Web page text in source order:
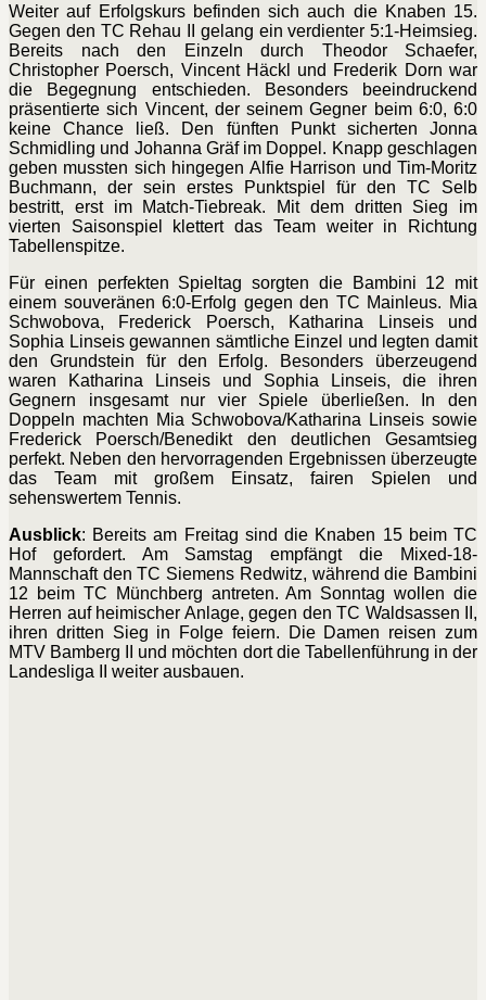
Weiter auf Erfolgskurs befinden sich auch die Knaben 15.
Gegen den TC Rehau II gelang ein verdienter 5:1-Heimsieg.
Bereits nach den Einzeln durch Theodor Schaefer,
Christopher Poersch, Vincent Häckl und Frederik Dorn war
die Begegnung entschieden. Besonders beeindruckend
präsentierte sich Vincent, der seinem Gegner beim 6:0, 6:0
keine Chance ließ. Den fünften Punkt sicherten Jonna
Schmidling und Johanna Gräf im Doppel. Knapp geschlagen
geben mussten sich hingegen Alfie Harrison und Tim-Moritz
Buchmann, der sein erstes Punktspiel für den TC Selb
bestritt, erst im Match-Tiebreak. Mit dem dritten Sieg im
vierten Saisonspiel klettert das Team weiter in Richtung
Tabellenspitze.
Für einen perfekten Spieltag sorgten die Bambini 12 mit
einem souveränen 6:0-Erfolg gegen den TC Mainleus. Mia
Schwobova, Frederick Poersch, Katharina Linseis und
Sophia Linseis gewannen sämtliche Einzel und legten damit
den Grundstein für den Erfolg. Besonders überzeugend
waren Katharina Linseis und Sophia Linseis, die ihren
Gegnern insgesamt nur vier Spiele überließen. In den
Doppeln machten Mia Schwobova/Katharina Linseis sowie
Frederick Poersch/Benedikt den deutlichen Gesamtsieg
perfekt. Neben den hervorragenden Ergebnissen überzeugte
das Team mit großem Einsatz, fairen Spielen und
sehenswertem Tennis.
Ausblick: Bereits am Freitag sind die Knaben 15 beim TC
Hof gefordert. Am Samstag empfängt die Mixed-18-
Mannschaft den TC Siemens Redwitz, während die Bambini
12 beim TC Münchberg antreten. Am Sonntag wollen die
Herren auf heimischer Anlage, gegen den TC Waldsassen II,
ihren dritten Sieg in Folge feiern. Die Damen reisen zum
MTV Bamberg II und möchten dort die Tabellenführung in der
Landesliga II weiter ausbauen.